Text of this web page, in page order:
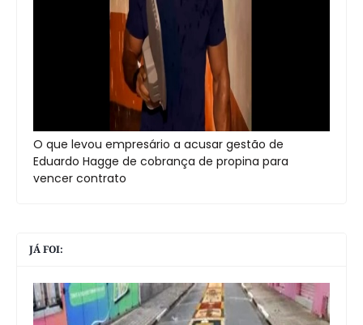
O que levou empresário a acusar gestão de
Eduardo Hagge de cobrança de propina para
vencer contrato
JÁ FOI: